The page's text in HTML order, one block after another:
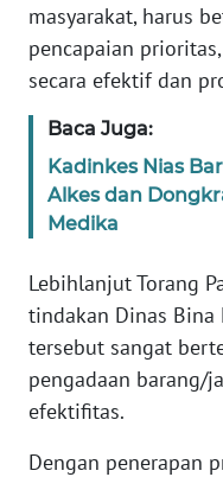
masyarakat, harus
pencapaian
secara efektif dan
Baca Juga:
Kadinkes Nias
Alkes dan
Medika
Lebihlanjut Torang
tindakan Dinas Bina
tersebut sangat
pengadaan barang/
efektifitas.
Dengan penerapan
WN
WN
KEPRI
WN
WN
BARAT
WN